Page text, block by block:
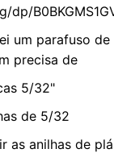
dp/
um parafuso
precisa de
5/32"
de 5/32
as anilhas de